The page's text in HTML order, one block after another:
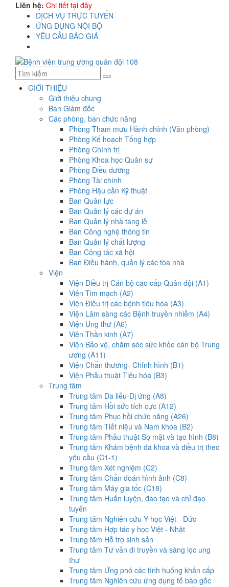
Liên hệ: Chi tiết tại đây
DỊCH VỤ TRỰC TUYẾN
ỨNG DỤNG NỘI BỘ
YÊU CẦU BÁO GIÁ
GIỚI THIỆU
Giới thiệu chung
Ban Giám đốc
Các phòng, ban chức năng
Phòng Tham mưu Hành chính (Văn phòng)
Phòng Kế hoạch Tổng hợp
Phòng Chính trị
Phòng Khoa học Quân sự
Phòng Điều dưỡng
Phòng Tài chính
Phòng Hậu cần Kỹ thuật
Ban Quân lực
Ban Quản lý các dự án
Ban Quản lý nhà tang lễ
Ban Công nghệ thông tin
Ban Quản lý chất lượng
Ban Công tác xã hội
Ban Điều hành, quản lý các tòa nhà
Viện
Viện Điều trị Cán bộ cao cấp Quân đội (A1)
Viện Tim mạch (A2)
Viện Điều trị các bệnh tiêu hóa (A3)
Viện Lâm sàng các Bệnh truyền nhiễm (A4)
Viện Ung thư (A6)
Viện Thần kinh (A7)
Viện Bảo vệ, chăm sóc sức khỏe cán bộ Trung
ương (A11)
Viện Chấn thương- Chỉnh hình (B1)
Viện Phẫu thuật Tiêu hóa (B3)
Trung tâm
Trung tâm Da liễu-Dị ứng (A8)
Trung tâm Hồi sức tích cực (A12)
Trung tâm Phục hồi chức năng (A26)
Trung tâm Tiết niệu và Nam khoa (B2)
Trung tâm Phẫu thuật Sọ mặt và tạo hình (B8)
Trung tâm Khám bệnh đa khoa và điều trị theo
yêu cầu (C1-1)
Trung tâm Xét nghiệm (C2)
Trung tâm Chẩn đoán hình ảnh (C8)
Trung tâm Máy gia tốc (C18)
Trung tâm Huấn luyện, đào tạo và chỉ đạo
tuyến
Trung tâm Nghiên cứu Y học Việt - Đức
Trung tâm Hợp tác y học Việt - Nhật
Trung tâm Hỗ trợ sinh sản
Trung tâm Tư vấn di truyền và sàng lọc ung
thư
Trung tâm Ứng phó các tình huống khẩn cấp
Trung tâm Nghiên cứu ứng dụng tế bào gốc